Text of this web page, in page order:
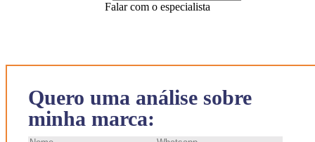
Quero uma análise sobre
minha marca:
Falar com o especialista